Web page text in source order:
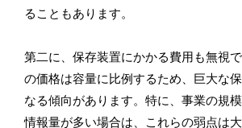
ることもあります。
第二に、保存装置にかかる費用も無視
の価格は容量に比例するため、巨大な
なる傾向があります。特に、事業の規
情報量が多い場合は、これらの弱点は